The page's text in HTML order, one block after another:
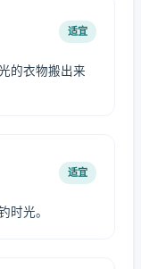
适宜
的衣物搬出来
适宜
时光。